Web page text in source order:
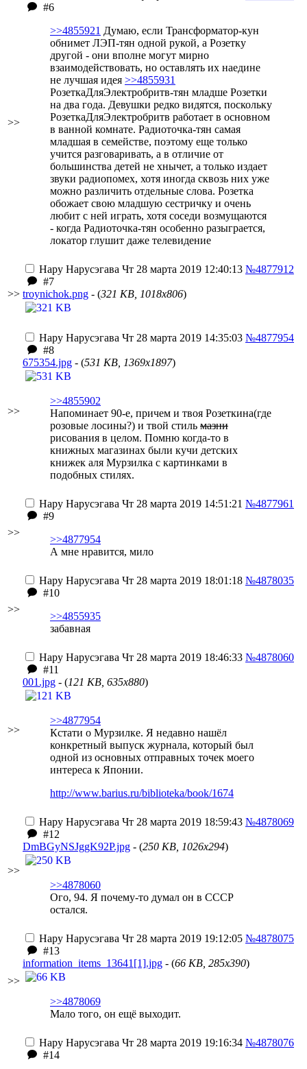
>>
#6
>>4855921 Думаю, если Трансформатор-кун
обнимет ЛЭП-тян одной рукой, а Розетку
другой - они вполне могут мирно
взаимодействовать, но оставлять их наедине
не лучшая идея >>4855931
РозеткаДляЭлектробритв-тян младше Розетки
на два года. Девушки редко видятся, поскольку
РозеткаДляЭлектробритв работает в основном
в ванной комнате. Радиоточка-тян самая
младшая в семействе, поэтому еще только
учится разговаривать, а в отличие от
большинства детей не хнычет, а только издает
звуки радиопомех, хотя иногда сквозь них уже
можно различить отдельные слова. Розетка
обожает свою младшую сестричку и очень
любит с ней играть, хотя соседи возмущаются
- когда Радиоточка-тян особенно разыграется,
локатор глушит даже телевидение
>>
Нару Нарусэгава Чт 28 марта 2019 12:40:13 №4877912
#7
troynichok.png - (321 KB, 1018x806)
>>
Нару Нарусэгава Чт 28 марта 2019 14:35:03 №4877954
#8
675354.jpg - (531 KB, 1369x1897)
>>4855902
Напоминает 90-е, причем и твоя Розеткина(где
розовые лосины?) и твой стиль мазни
рисования в целом. Помню когда-то в
книжных магазинах были кучи детских
книжек аля Мурзилка с картинками в
подобных стилях.
>>
Нару Нарусэгава Чт 28 марта 2019 14:51:21 №4877961
#9
>>4877954
А мне нравится, мило
>>
Нару Нарусэгава Чт 28 марта 2019 18:01:18 №4878035
#10
>>4855935
забавная
>>
Нару Нарусэгава Чт 28 марта 2019 18:46:33 №4878060
#11
001.jpg - (121 KB, 635x880)
>>4877954
Кстати о Мурзилке. Я недавно нашёл
конкретный выпуск журнала, который был
одной из основных отправных точек моего
интереса к Японии.
http://www.barius.ru/biblioteka/book/1674
>>
Нару Нарусэгава Чт 28 марта 2019 18:59:43 №4878069
#12
DmBGyNSJggK92P.jpg - (250 KB, 1026x294)
>>4878060
Ого, 94. Я почему-то думал он в СССР
остался.
>>
Нару Нарусэгава Чт 28 марта 2019 19:12:05 №4878075
#13
information_items_13641[1].jpg - (66 KB, 285x390)
>>4878069
Мало того, он ещё выходит.
Нару Нарусэгава Чт 28 марта 2019 19:16:34 №4878076
#14